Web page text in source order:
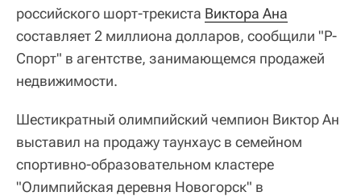
российского шорт-трекиста Виктора Ана
составляет 2 миллиона долларов, сообщили "Р-
Спорт" в агентстве, занимающемся продажей
недвижимости.
Шестикратный олимпийский чемпион Виктор Ан
выставил на продажу таунхаус в семейном
спортивно-образовательном кластере
"Олимпийская деревня Новогорск" в